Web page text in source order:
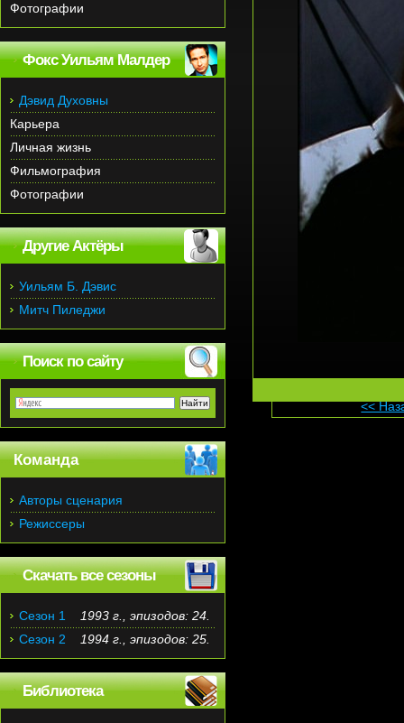
<<
Фотографии
Фокс Уильям Малдер
Дэвид Духовны
Карьера
Личная жизнь
Фильмография
Фотографии
Другие Актёры
Уильям Б. Дэвис
Митч Пиледжи
Поиск по сайту
Команда
Авторы сценария
Режиссеры
Скачать все сезоны
Сезон 1
1993 г., эпизодов: 24.
Сезон 2
1994 г., эпизодов: 25.
Библиотека